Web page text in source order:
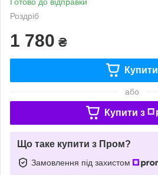
Роздріб
1 780 ₴
Купити
або
Купити з
Що таке купити з Пром?
Замовлення під захистом